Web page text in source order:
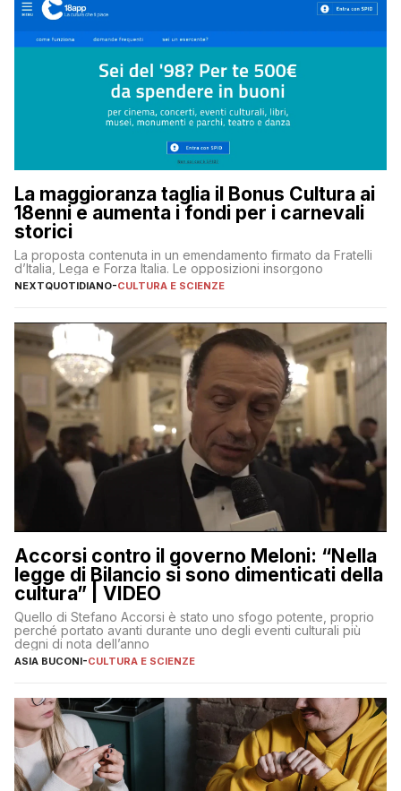
La maggioranza taglia il Bonus Cultura ai
18enni e aumenta i fondi per i carnevali
storici
La proposta contenuta in un emendamento firmato da Fratelli
d’Italia, Lega e Forza Italia. Le opposizioni insorgono
NEXTQUOTIDIANO-CULTURA E SCIENZE
Accorsi contro il governo Meloni: “Nella
legge di Bilancio si sono dimenticati della
cultura” | VIDEO
Quello di Stefano Accorsi è stato uno sfogo potente, proprio
perché portato avanti durante uno degli eventi culturali più
degni di nota dell’anno
ASIA BUCONI-CULTURA E SCIENZE